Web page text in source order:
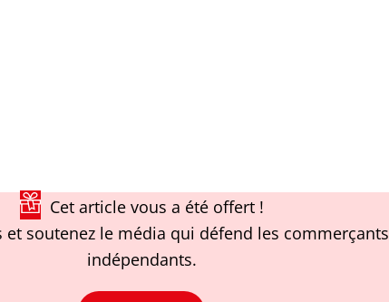
Cet article vous a été offert !
et soutenez le média qui défend les commerçants
indépendants.